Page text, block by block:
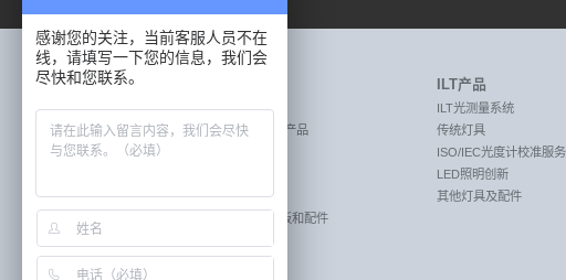
Labsphere产品
MEASURE:激光测量产品
MEASURE:透射率和反射率测量产品
MEASURE:照明光测量产品
CREATE:遥感校准系统
REFLECT:漫反射目标板，标准板和配件
ILT产品
ILT光测量系统
传统灯具
ISO/IEC光度计校准服务
LED照明创新
其他灯具及配件
感谢您的关注，当前客服人员不在
线，请填写一下您的信息，我们会
尽快和您联系。